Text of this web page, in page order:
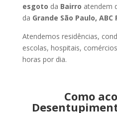
esgoto da Bairro atendem
da Grande São Paulo,
Atendemos residências,
escolas, hospitais,
horas por dia.
Como